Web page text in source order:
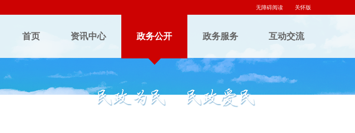
无障碍阅读 关怀版
首页 资讯中心 政务公开 政务服务 互动交流